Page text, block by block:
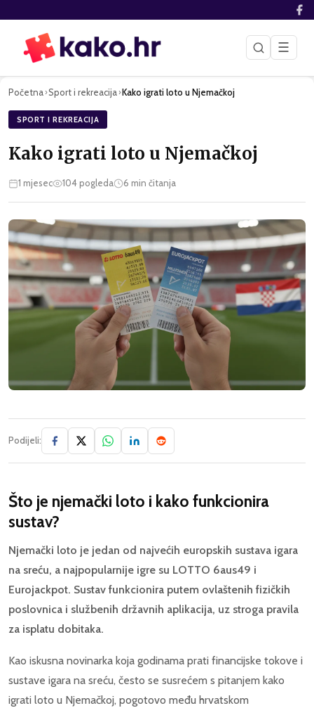
☰
Početna›Sport i rekreacija›Kako igrati loto u Njemačkoj
SPORT I REKREACIJA
Kako igrati loto u Njemačkoj
1 mjesec 104pogleda 6 min čitanja
Podijeli:
Što je njemački loto i kako funkcionira
sustav?
Njemački loto je jedan od najvećih europskih sustava igara
na sreću, a najpopularnije igre su LOTTO 6aus49 i
Eurojackpot. Sustav funkcionira putem ovlaštenih fizičkih
poslovnica i službenih državnih aplikacija, uz stroga pravila
za isplatu dobitaka.
Kao iskusna novinarka koja godinama prati financijske tokove i
sustave igara na sreću, često se susrećem s pitanjem kako
igrati loto u Njemačkoj, pogotovo među hrvatskom